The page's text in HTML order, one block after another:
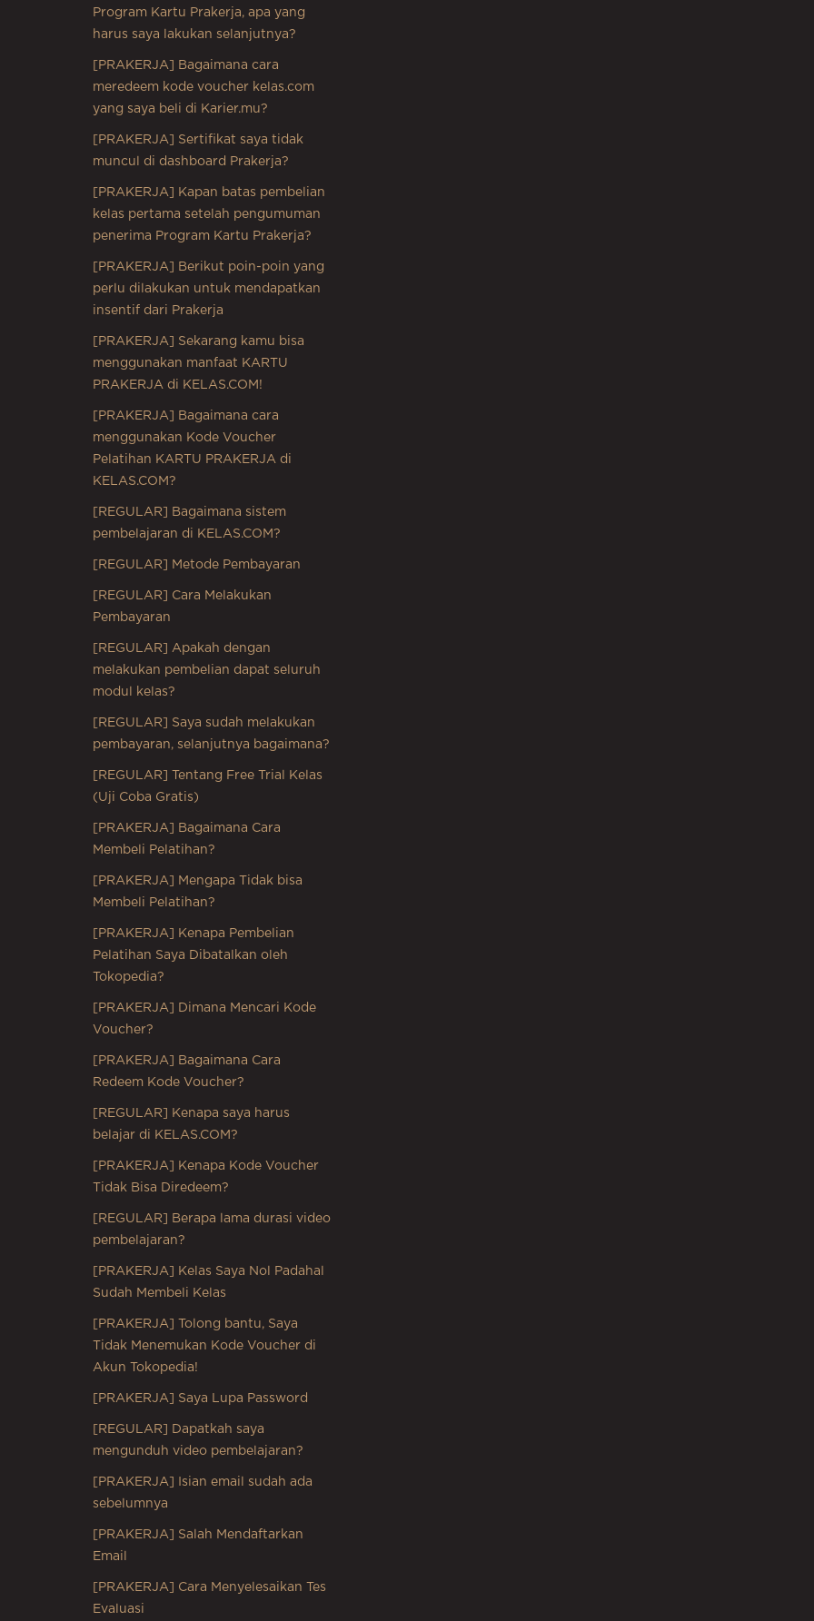
Program Kartu Prakerja, apa yang
harus saya lakukan selanjutnya?
[PRAKERJA] Bagaimana cara
meredeem kode voucher kelas.com
yang saya beli di Karier.mu?
[PRAKERJA] Sertifikat saya tidak
muncul di dashboard Prakerja?
[PRAKERJA] Kapan batas pembelian
kelas pertama setelah pengumuman
penerima Program Kartu Prakerja?
[PRAKERJA] Berikut poin-poin yang
perlu dilakukan untuk mendapatkan
insentif dari Prakerja
[PRAKERJA] Sekarang kamu bisa
menggunakan manfaat KARTU
PRAKERJA di KELAS.COM!
[PRAKERJA] Bagaimana cara
menggunakan Kode Voucher
Pelatihan KARTU PRAKERJA di
KELAS.COM?
[REGULAR] Bagaimana sistem
pembelajaran di KELAS.COM?
[REGULAR] Metode Pembayaran
[REGULAR] Cara Melakukan
Pembayaran
[REGULAR] Apakah dengan
melakukan pembelian dapat seluruh
modul kelas?
[REGULAR] Saya sudah melakukan
pembayaran, selanjutnya bagaimana?
[REGULAR] Tentang Free Trial Kelas
(Uji Coba Gratis)
[PRAKERJA] Bagaimana Cara
Membeli Pelatihan?
[PRAKERJA] Mengapa Tidak bisa
Membeli Pelatihan?
[PRAKERJA] Kenapa Pembelian
Pelatihan Saya Dibatalkan oleh
Tokopedia?
[PRAKERJA] Dimana Mencari Kode
Voucher?
[PRAKERJA] Bagaimana Cara
Redeem Kode Voucher?
[REGULAR] Kenapa saya harus
belajar di KELAS.COM?
[PRAKERJA] Kenapa Kode Voucher
Tidak Bisa Diredeem?
[REGULAR] Berapa lama durasi video
pembelajaran?
[PRAKERJA] Kelas Saya Nol Padahal
Sudah Membeli Kelas
[PRAKERJA] Tolong bantu, Saya
Tidak Menemukan Kode Voucher di
Akun Tokopedia!
[PRAKERJA] Saya Lupa Password
[REGULAR] Dapatkah saya
mengunduh video pembelajaran?
[PRAKERJA] Isian email sudah ada
sebelumnya
[PRAKERJA] Salah Mendaftarkan
Email
[PRAKERJA] Cara Menyelesaikan Tes
Evaluasi